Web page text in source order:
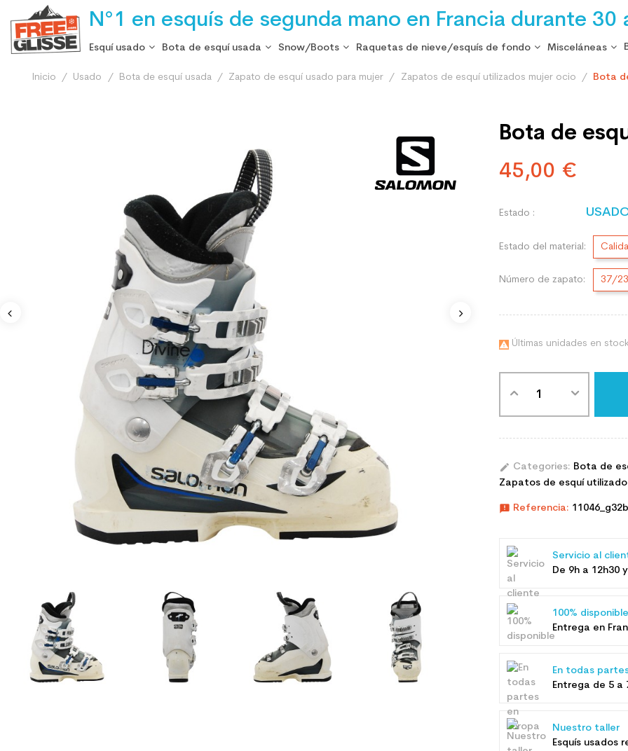
N°1 en esquís de segunda mano en Francia durante 30
Esquí usado Bota de esquí usada Snow/Boots Raquetas de nieve/esquís de fondo Misceláneas
Inicio Usado Bota de esquí usada Zapato de esquí usado para mujer Zapatos de esquí utilizados mujer ocio Bota
Bota de
45,00 €
Estado :
Estado del material:
Número de zapato: 37/
 Últimas unidades en
edit Categories: Bota de
Zapatos de esquí
announcement Referencia: 11046_g32b
Servicio al
De 9h a 12h30
100% disponible
Entrega en
En todas
Entrega de 5 a
Nuestro taller
Esquís usados